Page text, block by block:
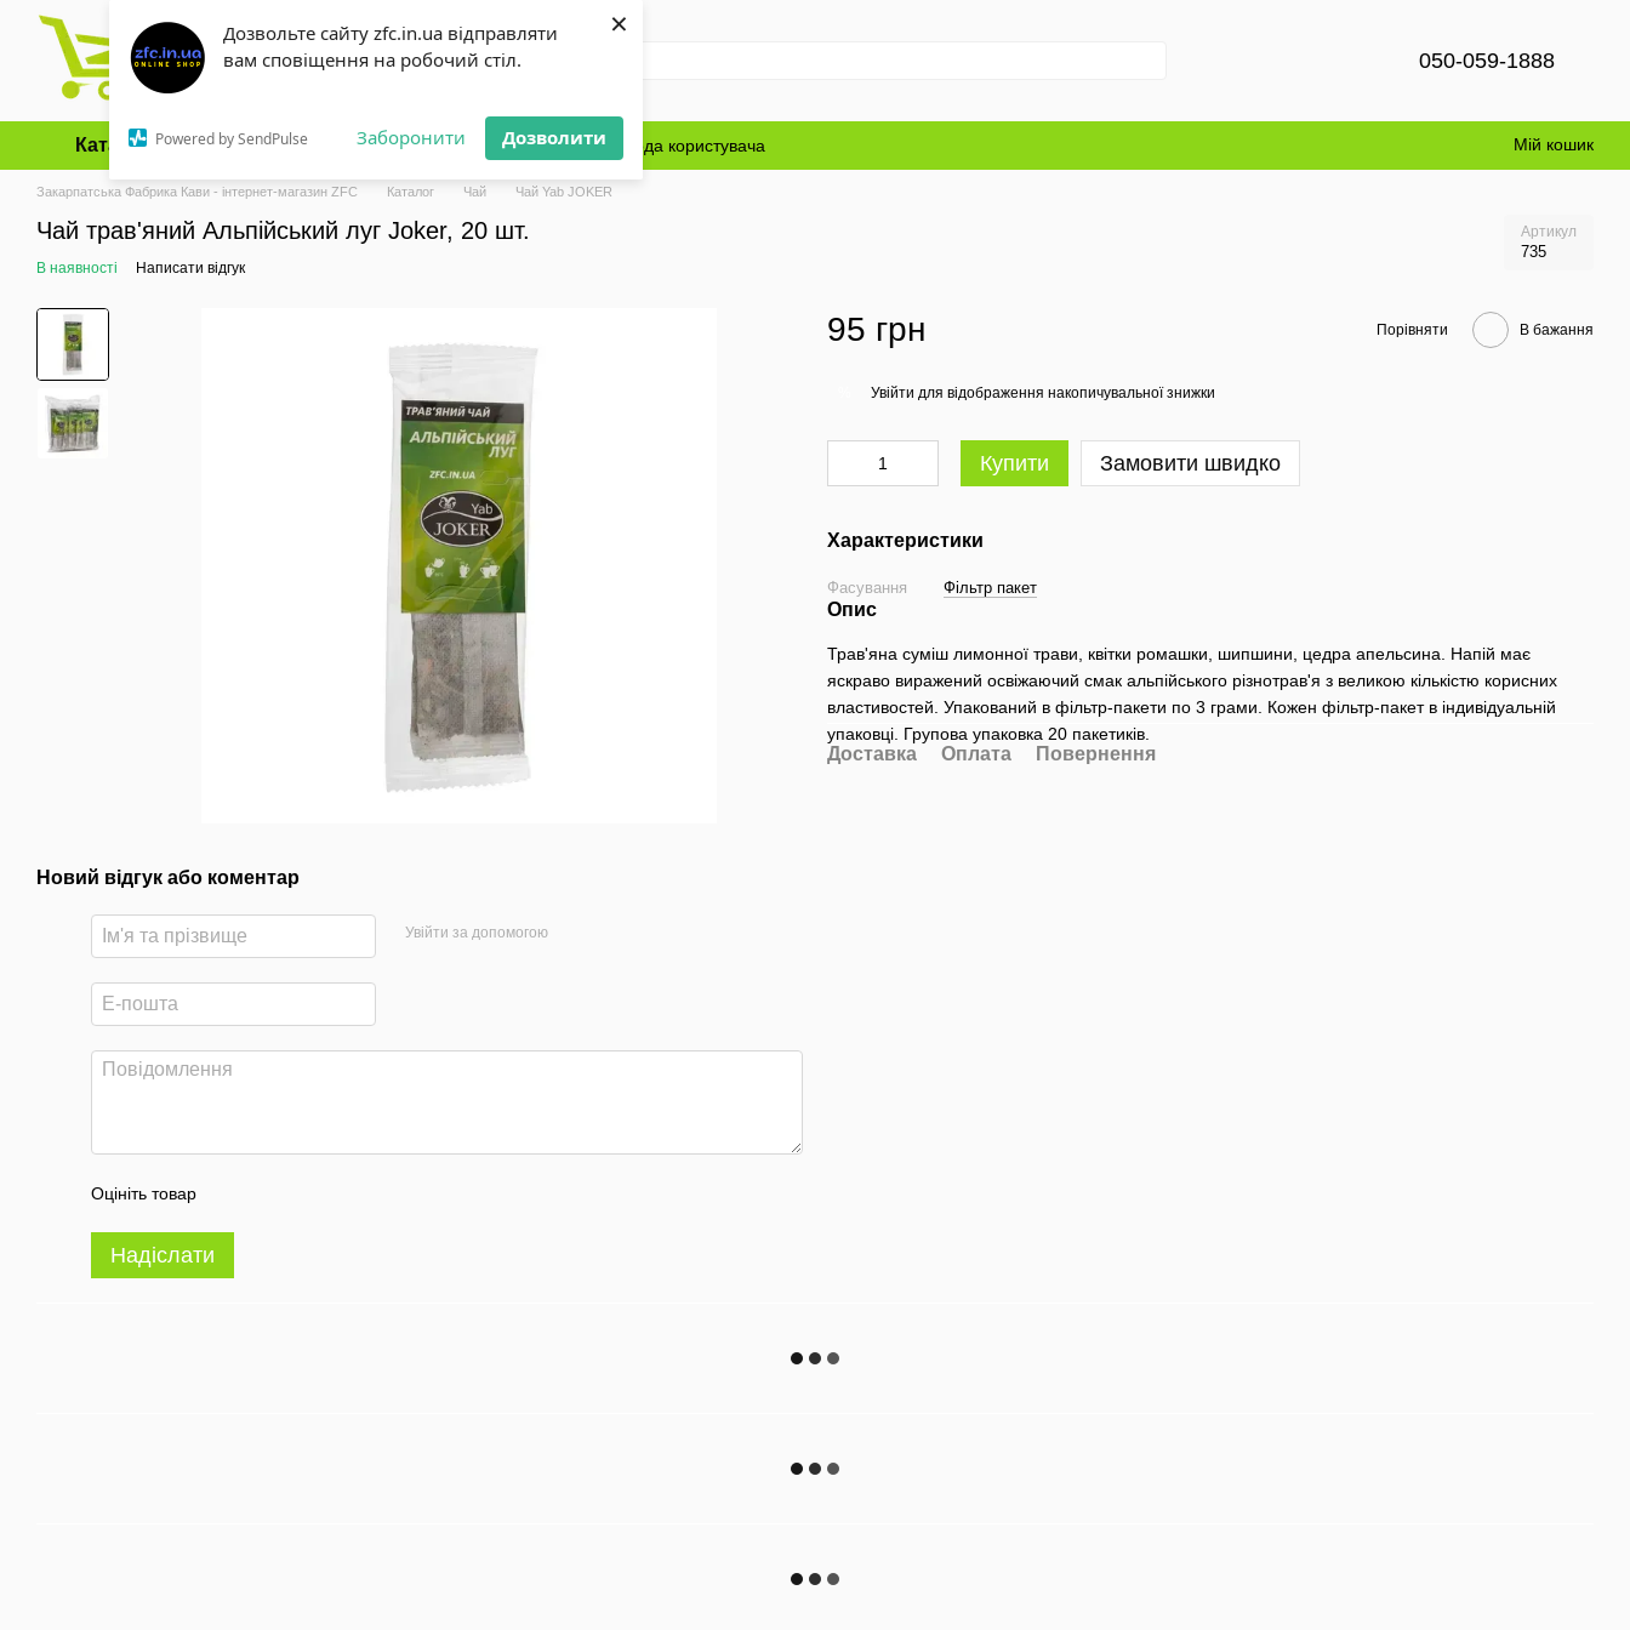
Дозвольте сайту zfc.in.ua відправляти
вам сповіщення на робочий стіл.
Powered by SendPulse Заборонити Дозволити
×
Перейти до основного контенту
050-059-1888
Каталог Оплата і доставка Обмін та повернення Блог Угода користувача Мій кошик
Закарпатська Фабрика Кави - інтернет-магазин ZFC Каталог Чай Чай Yab JOKER
Чай трав'яний Альпійський луг Joker, 20 шт. Артикул
735
В наявності Написати відгук
Новий відгук або коментар
Увійти за допомогою
Оцініть товар
Надіслати
95 грн Порівняти В бажання
Увійти для відображення накопичувальної знижки
Купити Замовити швидко
Характеристики
Фасування Фільтр пакет
Опис
Трав'яна суміш лимонної трави, квітки ромашки, шипшини, цедра апельсина. Напій має
яскраво виражений освіжаючий смак альпійського різнотрав'я з великою кількістю корисних
властивостей. Упакований в фільтр-пакети по 3 грами. Кожен фільтр-пакет в індивідуальній
упаковці. Групова упаковка 20 пакетиків.
Доставка Оплата Повернення